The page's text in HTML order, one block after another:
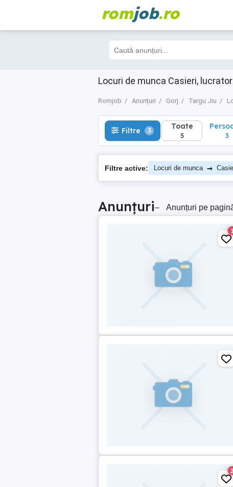
romjob.ro
Locuri de munca Casieri,
Romjob Anunțuri Gorj Targu Jiu
Filtre 3 Toate
5
Filtre 3 Toate
5 3
Filtre active: Locuri de munca →
Anunțuri– Anunțuri pe
1
2